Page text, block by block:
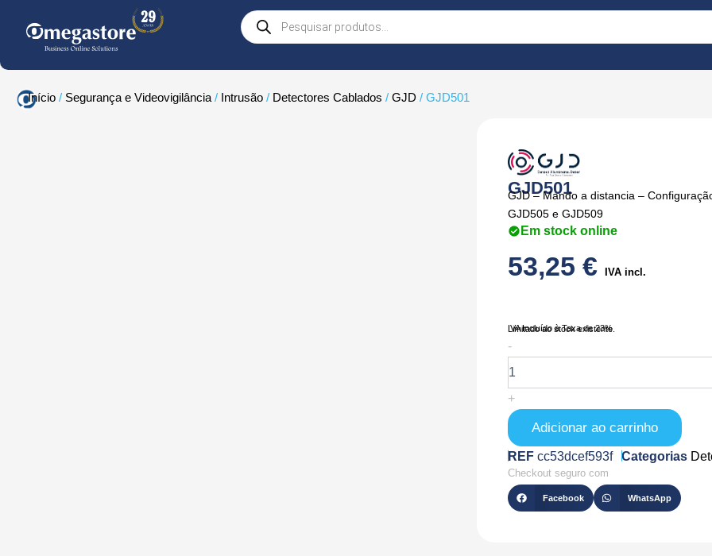
Products
search
Início / Segurança e Videovigilância / Intrusão / Detectores Cablados /GJD / GJD501
GJD501
GJD – Mando a distancia –
GJD505 e GJD509
Em stock online
53,25€ IVA incl.
IVA Incluído à Taxa de 23%
Limitado ao stock existente.
-Quantidade
de
GJD501
+
Adicionar ao carrinho
REFcc53dcef593f Categorias
Checkout seguro com
Facebook WhatsApp